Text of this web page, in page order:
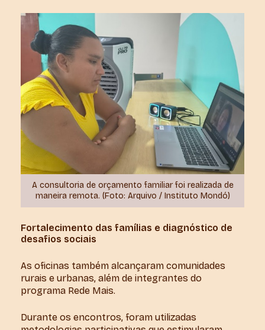
A consultoria de orçamento familiar foi realizada de
maneira remota. (Foto: Arquivo / Instituto Mondó)
Fortalecimento das famílias e diagnóstico de
desafios sociais
As oficinas também alcançaram comunidades
rurais e urbanas, além de integrantes do
programa Rede Mais.
Durante os encontros, foram utilizadas